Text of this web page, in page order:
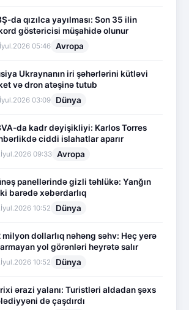
da qızılca yayılması: Son 35 ilin
göstəricisi müşahidə olunur
05:46 Avropa
Ukraynanın iri şəhərlərini kütləvi
və dron atəşinə tutub
03:09 Dünya
da kadr dəyişikliyi: Karlos Torres
ciddi islahatlar aparır
09:33 Avropa
panellərində gizli təhlükə: Yanğın
barədə xəbərdarlıq
10:52 Dünya
milyon dollarlıq nəhəng səhv: Heç yerə
yol görənləri heyrətə salır
10:52 Dünya
ərazi yalanı: Turistləri aldadan şəxs
də çaşdırdı